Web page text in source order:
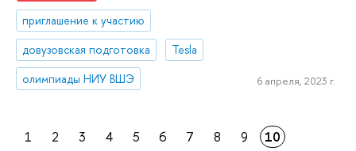
приглашение к участию
довузовская подготовка
Tesla
олимпиады НИУ ВШЭ
6 апреля, 2023 г.
1 2 3 4 5 6 7 8 9
10